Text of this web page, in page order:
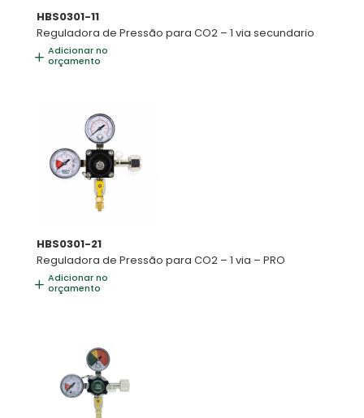
HBS0301-11
Reguladora de Pressão para CO2 – 1 via secundario
Adicionar no
orçamento
HBS0301-21
Reguladora de Pressão para CO2 – 1 via – PRO
Adicionar no
orçamento